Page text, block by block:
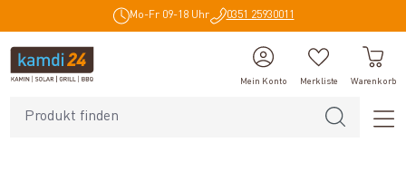
Mo-Fr 09-18 Uhr 0351 25930011
Mein Konto Merkliste Warenkorb